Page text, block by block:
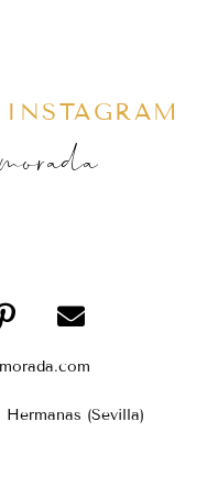
Hermanas (Sevilla)